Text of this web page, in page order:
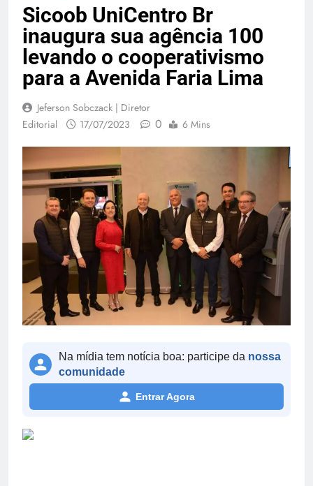
Sicoob UniCentro Br
inaugura sua agência 100
levando o cooperativismo
para a Avenida Faria Lima
Jeferson Sobczack | Diretor
Editorial
17/07/2023 0 6 Mins
Na mídia tem notícia boa: participe da nossa
comunidade
Entrar Agora